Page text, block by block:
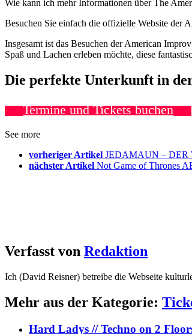
Wie kann ich mehr Informationen über The
Besuchen Sie einfach die offizielle Website der
Insgesamt ist das Besuchen der American
Spaß und Lachen erleben möchte, diese
Die perfekte Unterkunft in
Termine und Tickets buchen
See more
vorheriger Artikel JEDAMAUN – DER
nächster Artikel Not Game of Thrones
Verfasst von Redaktion
Ich (David Reisner) betreibe die Webseite
Mehr aus der Kategorie:
Hard Ladys // Techno on 2